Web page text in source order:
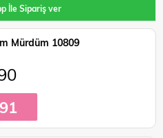
İle Sipariş ver
Mürdüm 10809